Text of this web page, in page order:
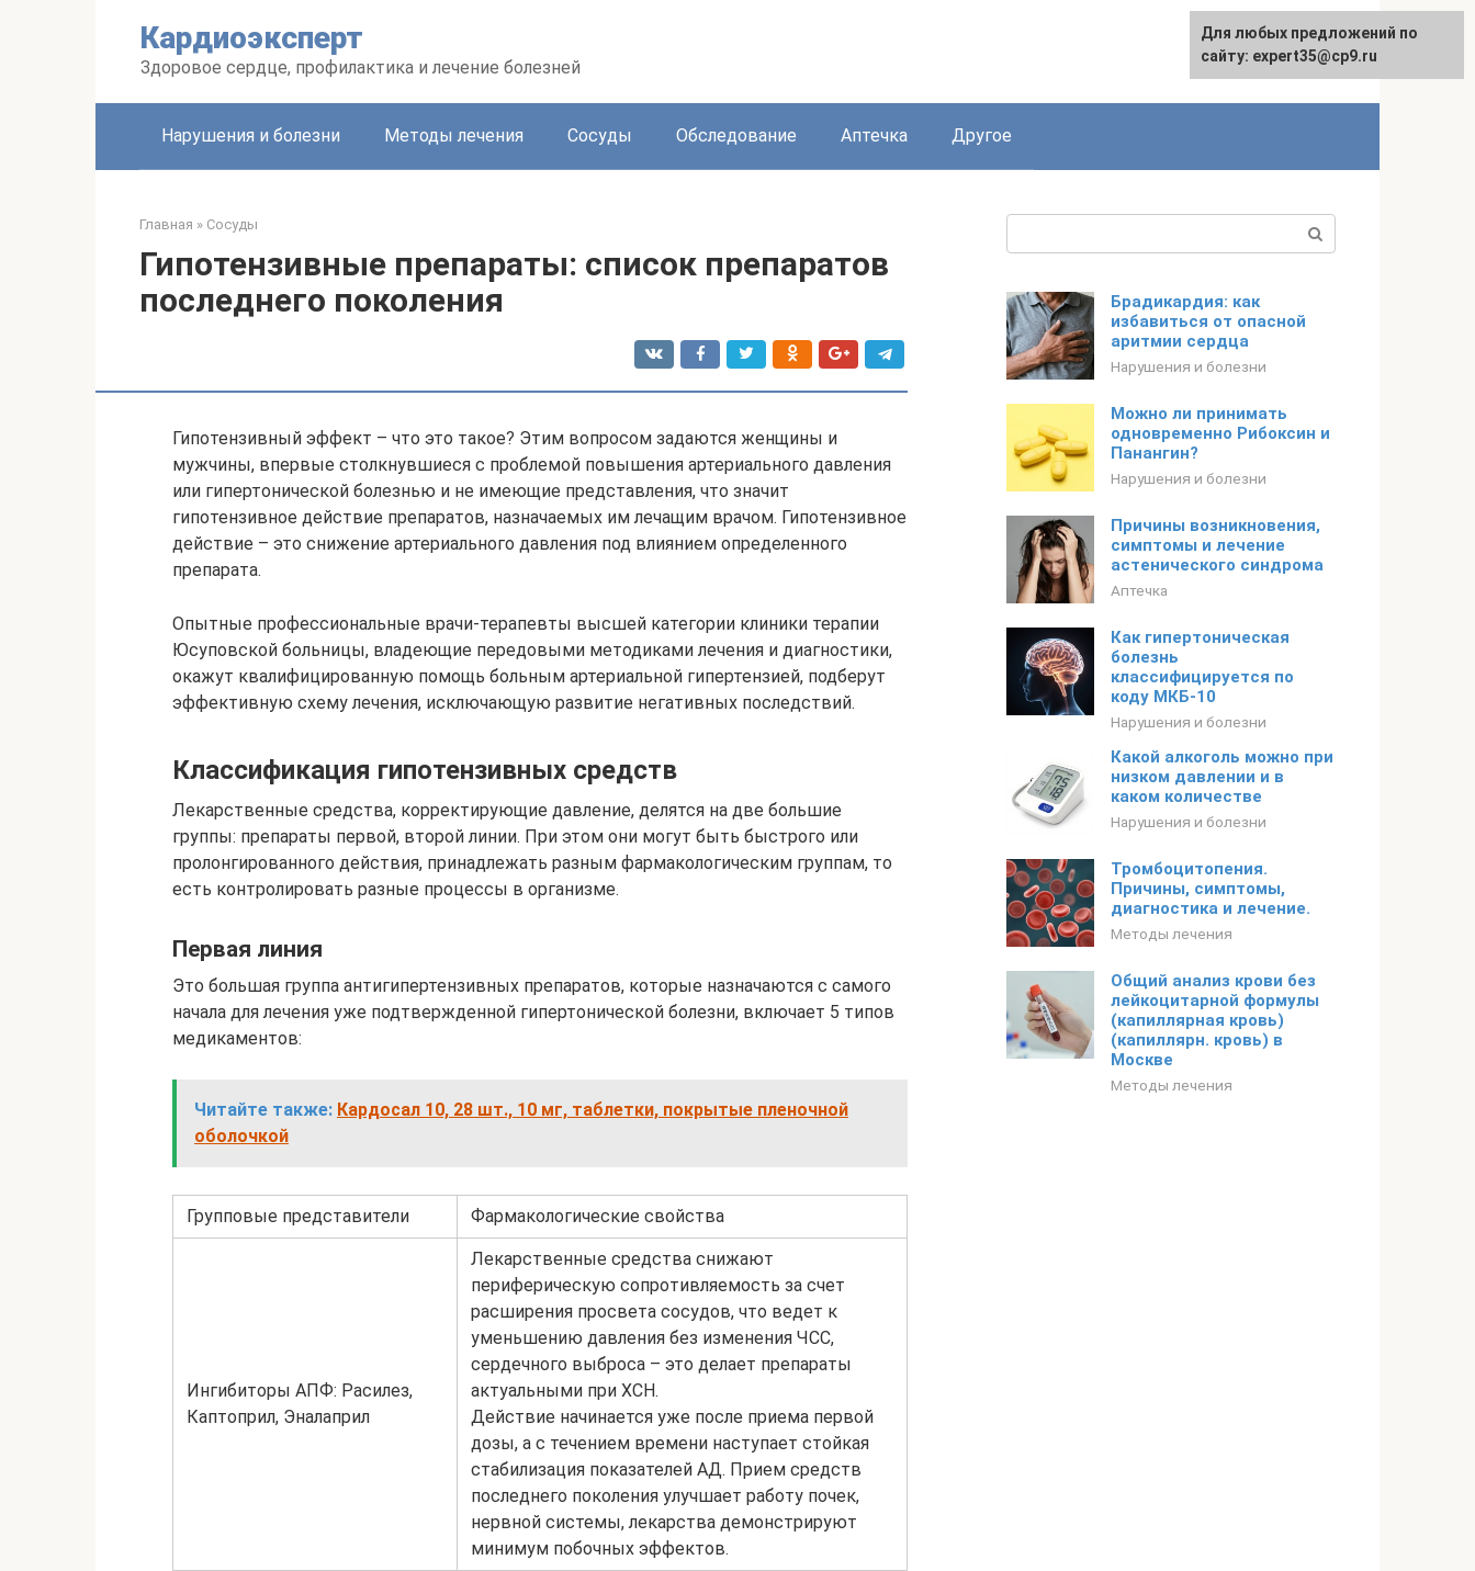
Кардиоэксперт
Здоровое сердце, профилактика и лечение болезней
Нарушения и болезни Методы лечения Сосуды Обследование Аптечка Другое
Главная » Сосуды
Гипотензивные препараты: список препаратов
последнего поколения
Гипотензивный эффект – что это такое? Этим вопросом задаются женщины и
мужчины, впервые столкнувшиеся с проблемой повышения артериального давления
или гипертонической болезнью и не имеющие представления, что значит
гипотензивное действие препаратов, назначаемых им лечащим врачом. Гипотензивное
действие – это снижение артериального давления под влиянием определенного
препарата.
Опытные профессиональные врачи-терапевты высшей категории клиники терапии
Юсуповской больницы, владеющие передовыми методиками лечения и диагностики,
окажут квалифицированную помощь больным артериальной гипертензией, подберут
эффективную схему лечения, исключающую развитие негативных последствий.
Классификация гипотензивных средств
Лекарственные средства, корректирующие давление, делятся на две большие
группы: препараты первой, второй линии. При этом они могут быть быстрого или
пролонгированного действия, принадлежать разным фармакологическим группам, то
есть контролировать разные процессы в организме.
Первая линия
Это большая группа антигипертензивных препаратов, которые назначаются с самого
начала для лечения уже подтвержденной гипертонической болезни, включает 5 типов
медикаментов:
Читайте также: Кардосал 10, 28 шт., 10 мг, таблетки, покрытые пленочной
оболочкой
Групповые представители Фармакологические свойства
Ингибиторы АПФ: Расилез,
Каптоприл, Эналаприл
Лекарственные средства снижают
периферическую сопротивляемость за счет
расширения просвета сосудов, что ведет к
уменьшению давления без изменения ЧСС,
сердечного выброса – это делает препараты
актуальными при ХСН.
Действие начинается уже после приема первой
дозы, а с течением времени наступает стойкая
стабилизация показателей АД. Прием средств
последнего поколения улучшает работу почек,
нервной системы, лекарства демонстрируют
минимум побочных эффектов.
Брадикардия: как
избавиться от опасной
аритмии сердца
Нарушения и болезни
Можно ли принимать
одновременно Рибоксин и
Панангин?
Нарушения и болезни
Причины возникновения,
симптомы и лечение
астенического синдрома
Аптечка
Как гипертоническая
болезнь
классифицируется по
коду МКБ-10
Нарушения и болезни
Какой алкоголь можно при
низком давлении и в
каком количестве
Нарушения и болезни
Тромбоцитопения.
Причины, симптомы,
диагностика и лечение.
Методы лечения
Общий анализ крови без
лейкоцитарной формулы
(капиллярная кровь)
(капиллярн. кровь) в
Москве
Методы лечения
Для любых предложений по
сайту: expert35@cp9.ru